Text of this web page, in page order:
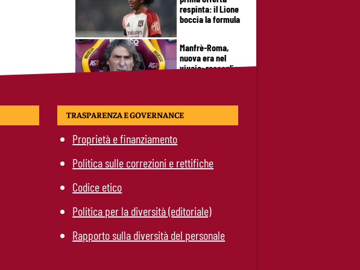
respinta: il Lione
boccia la formula
Manfrè-Roma,
nuova era nel
vivaio: raccoglie
Ziolkowski-Roma,
scelta di campo:
“Penso soltanto ai
Koné-Roma, muro
ultimo test del
ritiro: orario e
TRASPARENZA E GOVERNANCE
Proprietà e finanziamento
Politica sulle correzioni e rettifiche
Codice etico
Politica per la diversità (editoriale)
Rapporto sulla diversità del personale